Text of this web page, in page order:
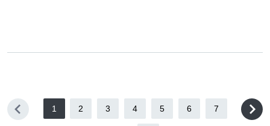
1 2 3 4 5 6 7